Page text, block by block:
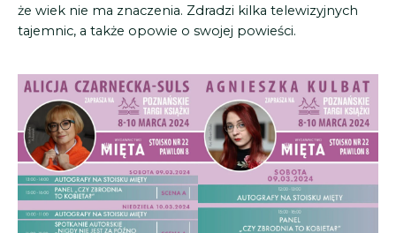
że wiek nie ma znaczenia. Zdradzi kilka telewizyjnych
tajemnic, a także opowie o swojej powieści.